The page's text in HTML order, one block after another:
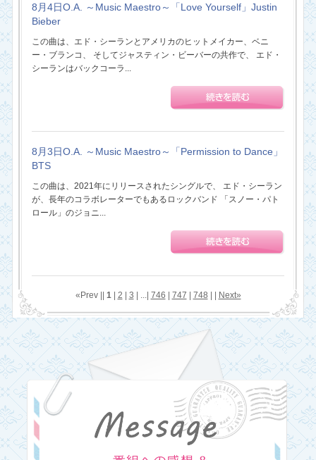
8月4日O.A. ～Music Maestro～「Love Yourself」Justin
Bieber
この曲は、エド・シーランとアメリカのヒットメイカー、ベニ
ー・ブランコ、 そしてジャスティン・ビーバーの共作で、 エド・
シーランはバックコーラ...
8月3日O.A. ～Music Maestro～「Permission to Dance」
BTS
この曲は、2021年にリリースされたシングルで、 エド・シーラン
が、長年のコラボレーターでもあるロックバンド 「スノー・パト
ロール」のジョニ...
«Prev || 1| 2 3 | ...| 746 747 748 Next»